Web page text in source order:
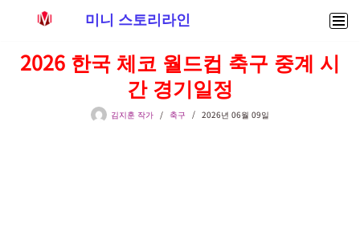
텐
미니 스토리라인
2026 한국 체코 월드컵 축구 중계 시
간 경기일정
김지훈 작가 축구 2026년 06월 09일